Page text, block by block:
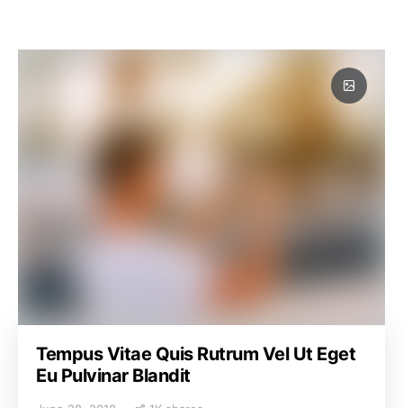
Tempus Vitae Quis Rutrum Vel Ut Eget
Eu Pulvinar Blandit